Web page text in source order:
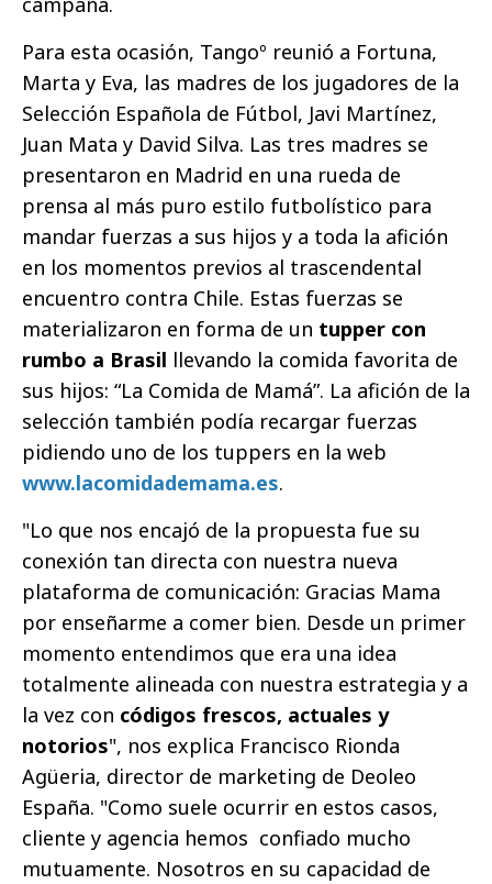
Para esta ocasión, Tangoº reunió a Fortuna,
Marta y Eva, las madres de los jugadores de la
Selección Española de Fútbol, Javi Martínez,
Juan Mata y David Silva. Las tres madres se
presentaron en Madrid en una rueda de
prensa al más puro estilo futbolístico para
mandar fuerzas a sus hijos y a toda la afición
en los momentos previos al trascendental
encuentro contra Chile. Estas fuerzas se
materializaron en forma de un tupper con
rumbo a Brasil llevando la comida favorita de
sus hijos: “La Comida de Mamá”. La afición de la
selección también podía recargar fuerzas
pidiendo uno de los tuppers en la web
www.lacomidademama.es.
"Lo que nos encajó de la propuesta fue su
conexión tan directa con nuestra nueva
plataforma de comunicación: Gracias Mama
por enseñarme a comer bien. Desde un primer
momento entendimos que era una idea
totalmente alineada con nuestra estrategia y a
la vez con códigos frescos, actuales y
notorios", nos explica Francisco Rionda
Agüeria, director de marketing de Deoleo
España. "Como suele ocurrir en estos casos,
cliente y agencia hemos confiado mucho
mutuamente. Nosotros en su capacidad de